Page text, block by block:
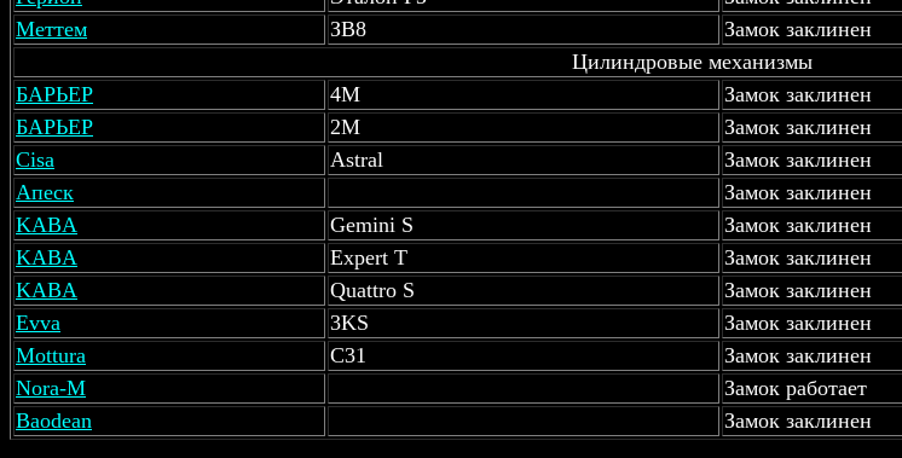
Меттем
ЗВ8
Замок заклинен
Цилиндровые механизмы
БАРЬЕР
4М
Замок заклинен
БАРЬЕР
2М
Замок заклинен
Cisa
Astral
Замок заклинен
Апеск
Замок заклинен
KABA
Gemini S
Замок заклинен
KABA
Expert T
Замок заклинен
KABA
Quattro S
Замок заклинен
Evva
3KS
Замок заклинен
Mottura
C31
Замок заклинен
Nora-M
Замок работает
Baodean
Замок заклинен